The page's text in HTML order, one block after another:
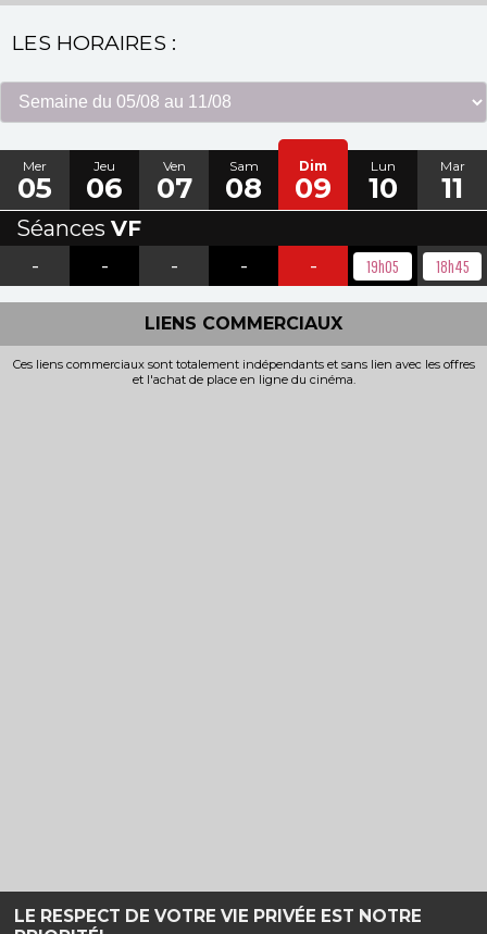
LE RESPECT DE VOTRE VIE PRIVÉE EST NOTRE
LES HORAIRES :
Mer
05
Jeu
06
Ven
07
Sam
08
Dim
09
Lun
10
Mar
11
Séances VF
-
- - - - 19h05 18h45
LIENS COMMERCIAUX
Ces liens commerciaux sont totalement indépendants et sans lien avec les offres
et l'achat de place en ligne du cinéma.